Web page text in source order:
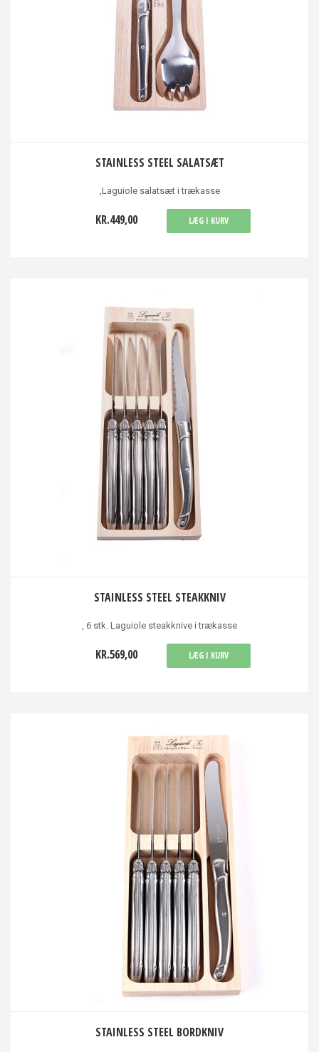
STAINLESS STEEL SALATSÆT
,Laguiole salatsæt i trækasse
KR.449,00 LÆG I KURV
STAINLESS STEEL STEAKKNIV
, 6 stk. Laguiole steakknive i trækasse
KR.569,00 LÆG I KURV
STAINLESS STEEL BORDKNIV